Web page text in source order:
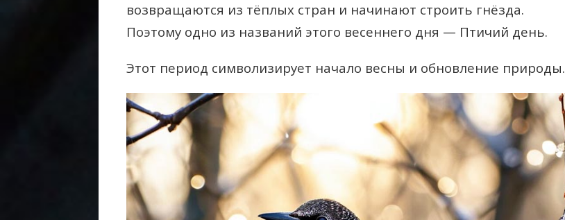
возвращаются из тёплых стран и начинают строить гнёзда.
Поэтому одно из названий этого весеннего дня — Птичий день.
Этот период символизирует начало весны и обновление природы.